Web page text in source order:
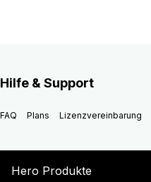
Hilfe & Support
FAQ Plans Lizenzvereinbarung
Hero Produkte